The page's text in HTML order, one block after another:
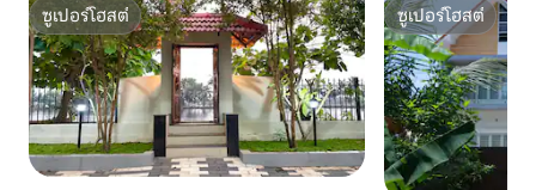
ซูเปอร์โฮสต์
ซูเปอร์โฮสต์
ซูเปอร์โฮสต์
ซูเปอร์โฮสต์